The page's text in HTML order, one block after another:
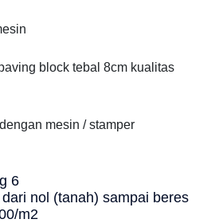
block tebal 8cm kualitas
mesin / stamper
6
nol (tanah) sampai beres
m2